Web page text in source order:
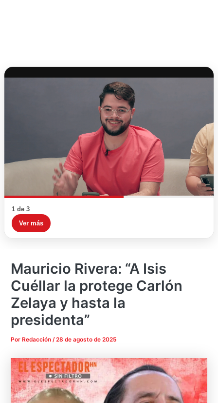
1 de 3
Ver más
Mauricio Rivera: “A Isis
Cuéllar la protege Carlón
Zelaya y hasta la
presidenta”
Por Redacción/28 de agosto de 2025